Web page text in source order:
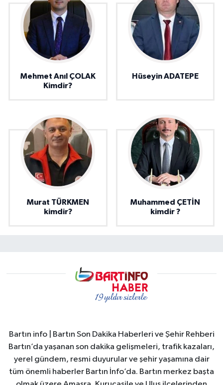
Mehmet Anıl ÇOLAK
Kimdir?
Hüseyin ADATEPE
Murat TÜRKMEN
kimdir?
Muhammed ÇETİN
kimdir ?
Bartın info | Bartın Son Dakika Haberleri ve Şehir Rehberi
Bartın’da yaşanan son dakika gelişmeleri, trafik kazaları,
yerel gündem, resmi duyurular ve şehir yaşamına dair
tüm önemli haberler Bartın İnfo’da. Bartın merkez başta